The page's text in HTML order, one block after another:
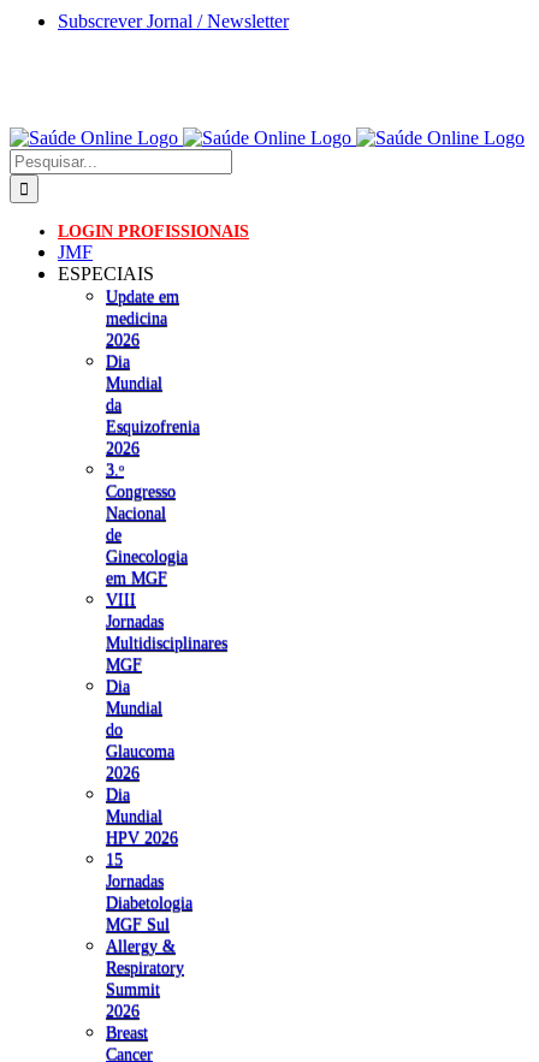
Skip
Subscrever Jornal / Newsletter
Pesquisar
LOGIN PROFISSIONAIS
JMF
ESPECIAIS
Update em
medicina
2026
Dia
Mundial
da
Esquizofrenia
2026
3.ᵒ
Congresso
Nacional
de
Ginecologia
em MGF
VIII
Jornadas
Multidisciplinares
MGF
Dia
Mundial
do
Glaucoma
2026
Dia
Mundial
HPV 2026
15
Jornadas
Diabetologia
MGF Sul
Allergy &
Respiratory
Summit
2026
Breast
Cancer